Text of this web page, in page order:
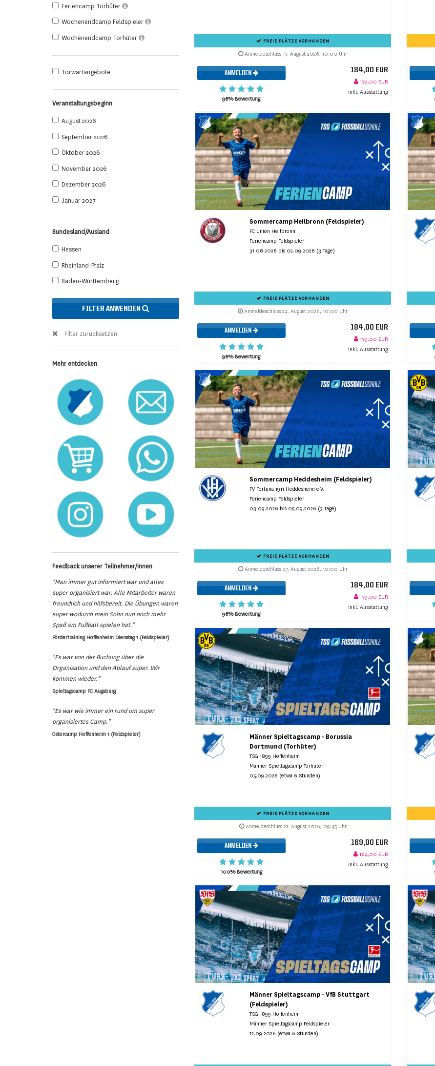
Feriencamp Torhüter
Wochenendcamp Feldspieler
Wochenendcamp Torhüter
Torwartangebote
Veranstaltungsbeginn
August 2026
September 2026
Oktober 2026
November 2026
Dezember 2026
Januar 2027
Bundesland/Ausland
Hessen
Rheinland-Pfalz
Baden-Württemberg
FILTER ANWENDEN
Filter zurücksetzen
Mehr entdecken
Feedback unserer Teilnehmer/innen
"Man immer gut informiert war und alles
super organisiert war. Alle Mitarbeiter waren
freundlich und hilfsbereit. Die Übungen waren
super wodurch mein Sohn nun noch mehr
Spaß am Fußball spielen hat."
Fördertraining Hoffenheim Dienstag 1 (Feldspieler)
"Es war von der Buchung über die
Organisation und den Ablauf super. Wir
kommen wieder."
Spieltagscamp FC Augsburg
"Es war wie immer ein rund um super
organisiertes Camp."
Ostercamp Hoffenheim 1 (Feldspieler)
FREIE PLÄTZE VORHANDEN
Anmeldeschluss 17. August 2026, 10:00 Uhr
ANMELDEN
96% Bewertung
184,00 EUR
179,00 EUR
inkl. Ausstattung
Sommercamp Heilbronn (Feldspieler)
FC Union Heilbronn
Feriencamp Feldspieler
31.08.2026 bis 02.09.2026 (3 Tage)
FREIE PLÄTZE VORHANDEN
Anmeldeschluss 24. August 2026, 10:00 Uhr
ANMELDEN
96% Bewertung
184,00 EUR
179,00 EUR
inkl. Ausstattung
Sommercamp Heddesheim (Feldspieler)
FV Fortuna 1911 Heddesheim e.V.
Feriencamp Feldspieler
03.09.2026 bis 05.09.2026 (3 Tage)
FREIE PLÄTZE VORHANDEN
Anmeldeschluss 27. August 2026, 10:00 Uhr
ANMELDEN
96% Bewertung
184,00 EUR
179,00 EUR
inkl. Ausstattung
Männer Spieltagscamp - Borussia
Dortmund (Torhüter)
TSG 1899 Hoffenheim
Männer Spieltagscamp Torhüter
05.09.2026 (etwa 6 Stunden)
FREIE PLÄTZE VORHANDEN
Anmeldeschluss 21. August 2026, 09:45 Uhr
ANMELDEN
100% Bewertung
169,00 EUR
164,00 EUR
inkl. Ausstattung
Männer Spieltagscamp - VfB Stuttgart
(Feldspieler)
TSG 1899 Hoffenheim
Männer Spieltagscamp Feldspieler
12.09.2026 (etwa 6 Stunden)